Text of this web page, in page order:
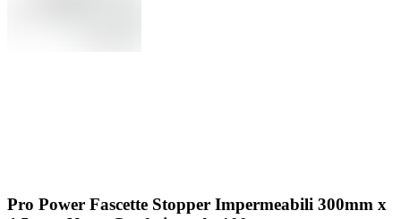
Pro Power Fascette Stopper Impermeabili 300mm x